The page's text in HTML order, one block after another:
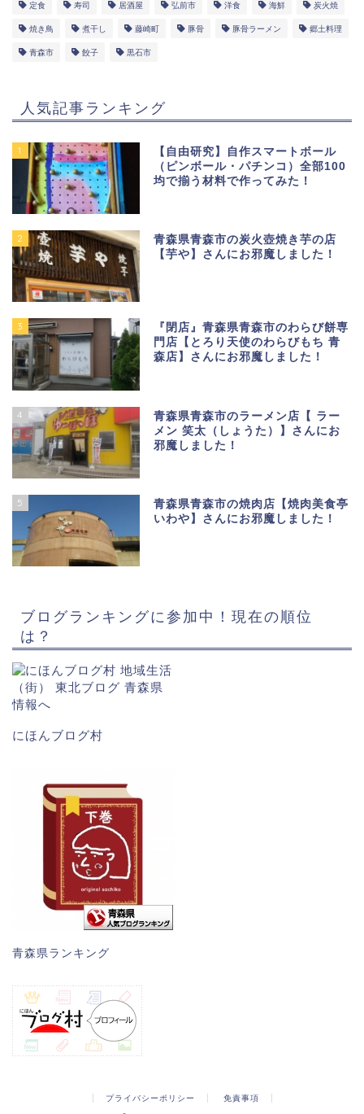
定食 寿司 居酒屋 弘前市 洋食 海鮮 炭火焼
焼き鳥 煮干し 藤崎町 豚骨 豚骨ラーメン 郷土料理
青森市 餃子 黒石市
人気記事ランキング
1
【自由研究】自作スマートボール
（ピンボール・パチンコ）全部100
均で揃う材料で作ってみた！
2
青森県青森市の炭火壺焼き芋の店
【芋や】さんにお邪魔しました！
3
『閉店』青森県青森市のわらび餅専
門店【とろり天使のわらびもち 青
森店】さんにお邪魔しました！
4
青森県青森市のラーメン店【 ラー
メン 笑太（しょうた）】さんにお
邪魔しました！
5
青森県青森市の焼肉店【焼肉美食亭
いわや】さんにお邪魔しました！
ブログランキングに参加中！現在の順位
は？
にほんブログ村
青森県ランキング
プライバシーポリシー 免責事項